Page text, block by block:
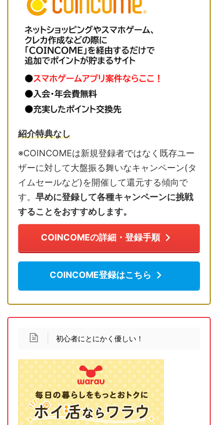
紹介特典なし
※COINCOMEは新規登録者ではなく既存ユー
ザーに対して大盤振る舞いなキャンペーン(タ
イムセールなど)を開催して還元する傾向で
す。 早めに登録して各種キャンペーンに挑戦
することをおすすめします。
COINCOMEの詳細・登録手順
COINCOME登録はこちら
初心者にとにかく優しい！